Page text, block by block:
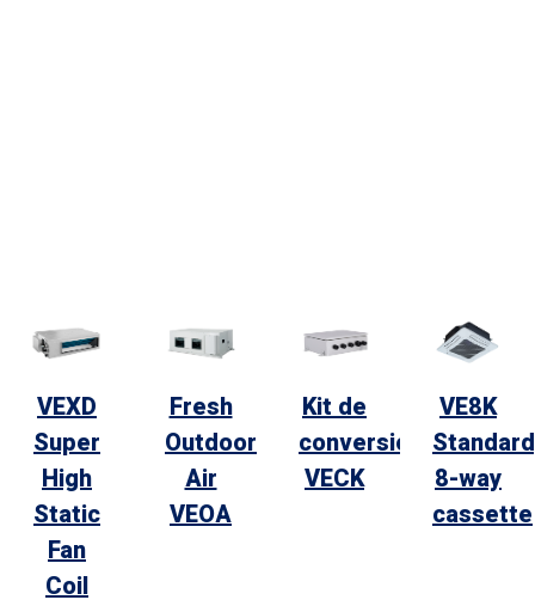
VEXD
Super
High
Static
Fan
Coil
Fresh
Outdoor
Air
VEOA
Kit de
conversión
VECK
VE8K
Standard
8-way
cassette